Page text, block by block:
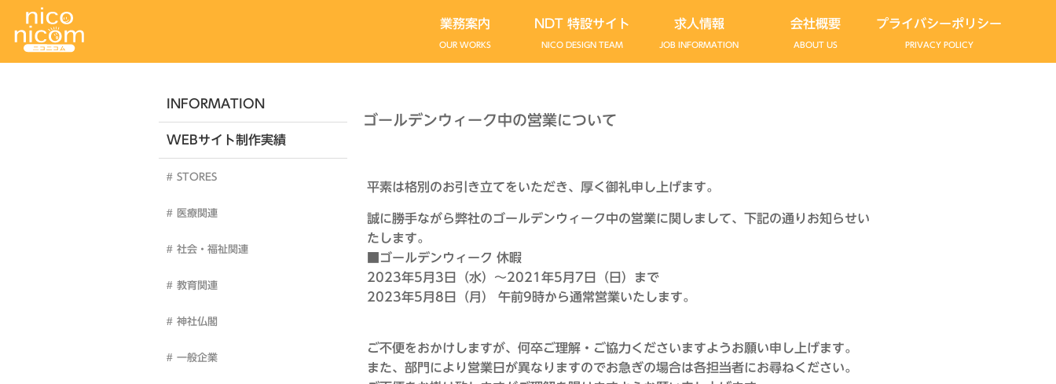
業務案内
OUR WORKS
NDT 特設サイト
NICO DESIGN TEAM
求人情報
JOB INFORMATION
会社概要
ABOUT US
プライバシーポリシー
PRIVACY POLICY
INFORMATION
WEBサイト制作実績
STORES
医療関連
社会・福祉関連
教育関連
神社仏閣
一般企業
ゴールデンウィーク中の営業について
平素は格別のお引き立てをいただき、厚く御礼申し上げます。
誠に勝手ながら弊社のゴールデンウィーク中の営業に関しまして、下記の通りお知らせい
たします。
■ゴールデンウィーク 休暇
2023年5月3日（水）〜2021年5月7日（日）まで
2023年5月8日（月） 午前9時から通常営業いたします。
ご不便をおかけしますが、何卒ご理解・ご協力くださいますようお願い申し上げます。
また、部門により営業日が異なりますのでお急ぎの場合は各担当者にお尋ねください。